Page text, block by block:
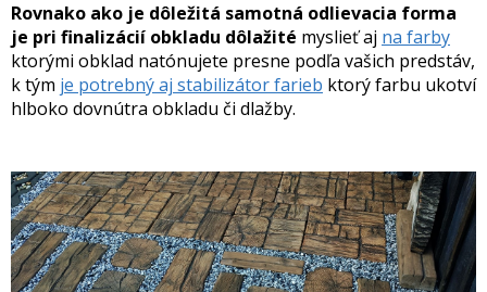
Rovnako ako je dôležitá samotná odlievacia forma
je pri finalizácií obkladu dôlažité myslieť aj na farby
ktorými obklad natónujete presne podľa vašich predstáv,
k tým je potrebný aj stabilizátor farieb ktorý farbu ukotví
hlboko dovnútra obkladu či dlažby.